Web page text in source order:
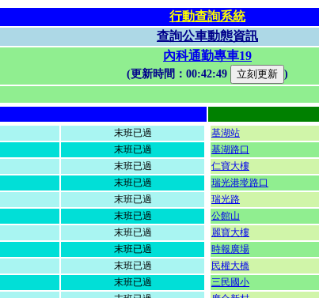
行動查詢系統
查詢公車動態資訊
內科通勤專車19
(更新時間： 00:42:49 )
末班已過
末班已過
末班已過
末班已過
末班已過
末班已過
末班已過
末班已過
末班已過
末班已過
基湖站
基湖路口
仁寶大樓
瑞光港墘路口
瑞光路
公館山
麗寶大樓
時報廣場
民權大橋
三民國小